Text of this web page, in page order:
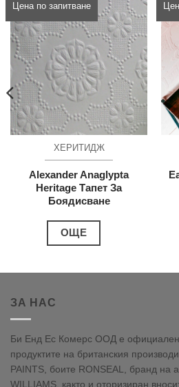
Цена по запитване
ХЕРИТИДЖ
Alexander Anaglypta
Heritage Тапет За
Боядисване
ОЩЕ
ЗА НАС
Би Енд Ес Комерс ООД е официален
продуктите на британския
PAINTS, боите RONSEAL, бранд на
WILLIAMS, както и оторизиран